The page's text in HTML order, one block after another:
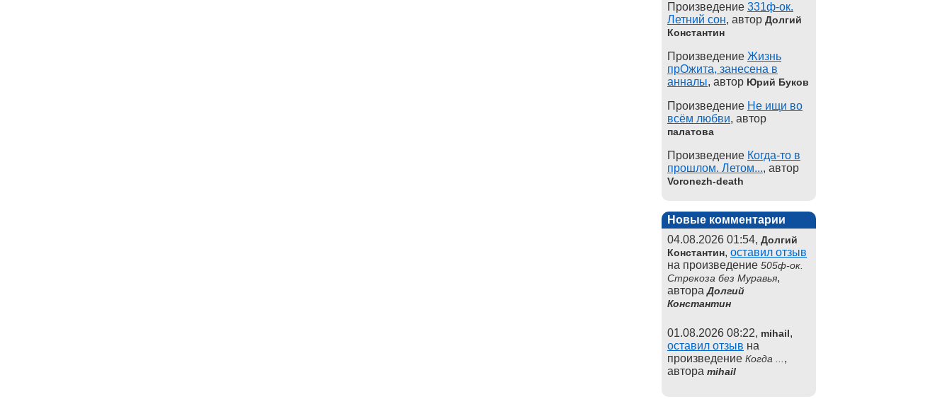
Произведение 331ф-ок.
Летний сон, автор Долгий
Константин
Произведение Жизнь
прОжита, занесена в
анналы, автор Юрий Буков
Произведение Не ищи во
всём любви, автор
палатова
Произведение Когда-то в
прошлом. Летом..., автор
Voronezh-death
Новые комментарии
04.08.2026 01:54, Долгий
Константин, оставил отзыв
на произведение 505ф-ок.
Стрекоза без Муравья,
автораДолгий
Константин
01.08.2026 08:22, mihail,
оставил отзыв на
произведение Когда ... ,
автора mihail